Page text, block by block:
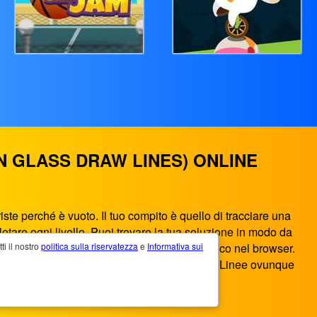
GLASS DRAW LINES) ONLINE
perché è vuoto. Il tuo compito è quello di tracciare una
ogni livello. Puoi trovare la tua soluzione in modo da
sito ti offre il miglior intrattenimento di gioco nel browser.
a Felice Divertimento Vetro Disegnare Linee ovunque
il ​​nostro politica sulla riservatezza e Informativa sui